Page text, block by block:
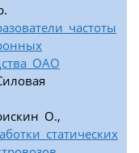
частоты
ОАО
О.,
статических